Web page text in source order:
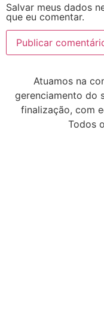
Salvar meus dados
que eu comentar.
Atuamos na
gerenciamento do
finalização, com
Todos